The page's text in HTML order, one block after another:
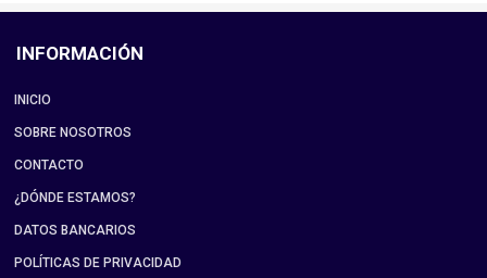
INFORMACIÓN
INICIO
SOBRE NOSOTROS
CONTACTO
¿DÓNDE ESTAMOS?
DATOS BANCARIOS
POLÍTICAS DE PRIVACIDAD